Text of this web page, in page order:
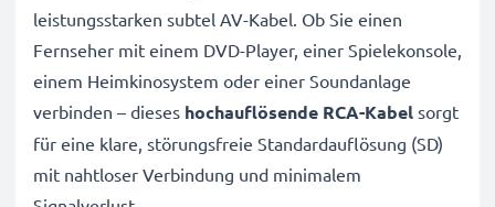
leistungsstarken subtel AV-Kabel. Ob Sie einen
Fernseher mit einem DVD-Player, einer Spielekonsole,
einem Heimkinosystem oder einer Soundanlage
verbinden – dieses hochauflösende RCA-Kabel sorgt
für eine klare, störungsfreie Standardauflösung (SD)
mit nahtloser Verbindung und minimalem